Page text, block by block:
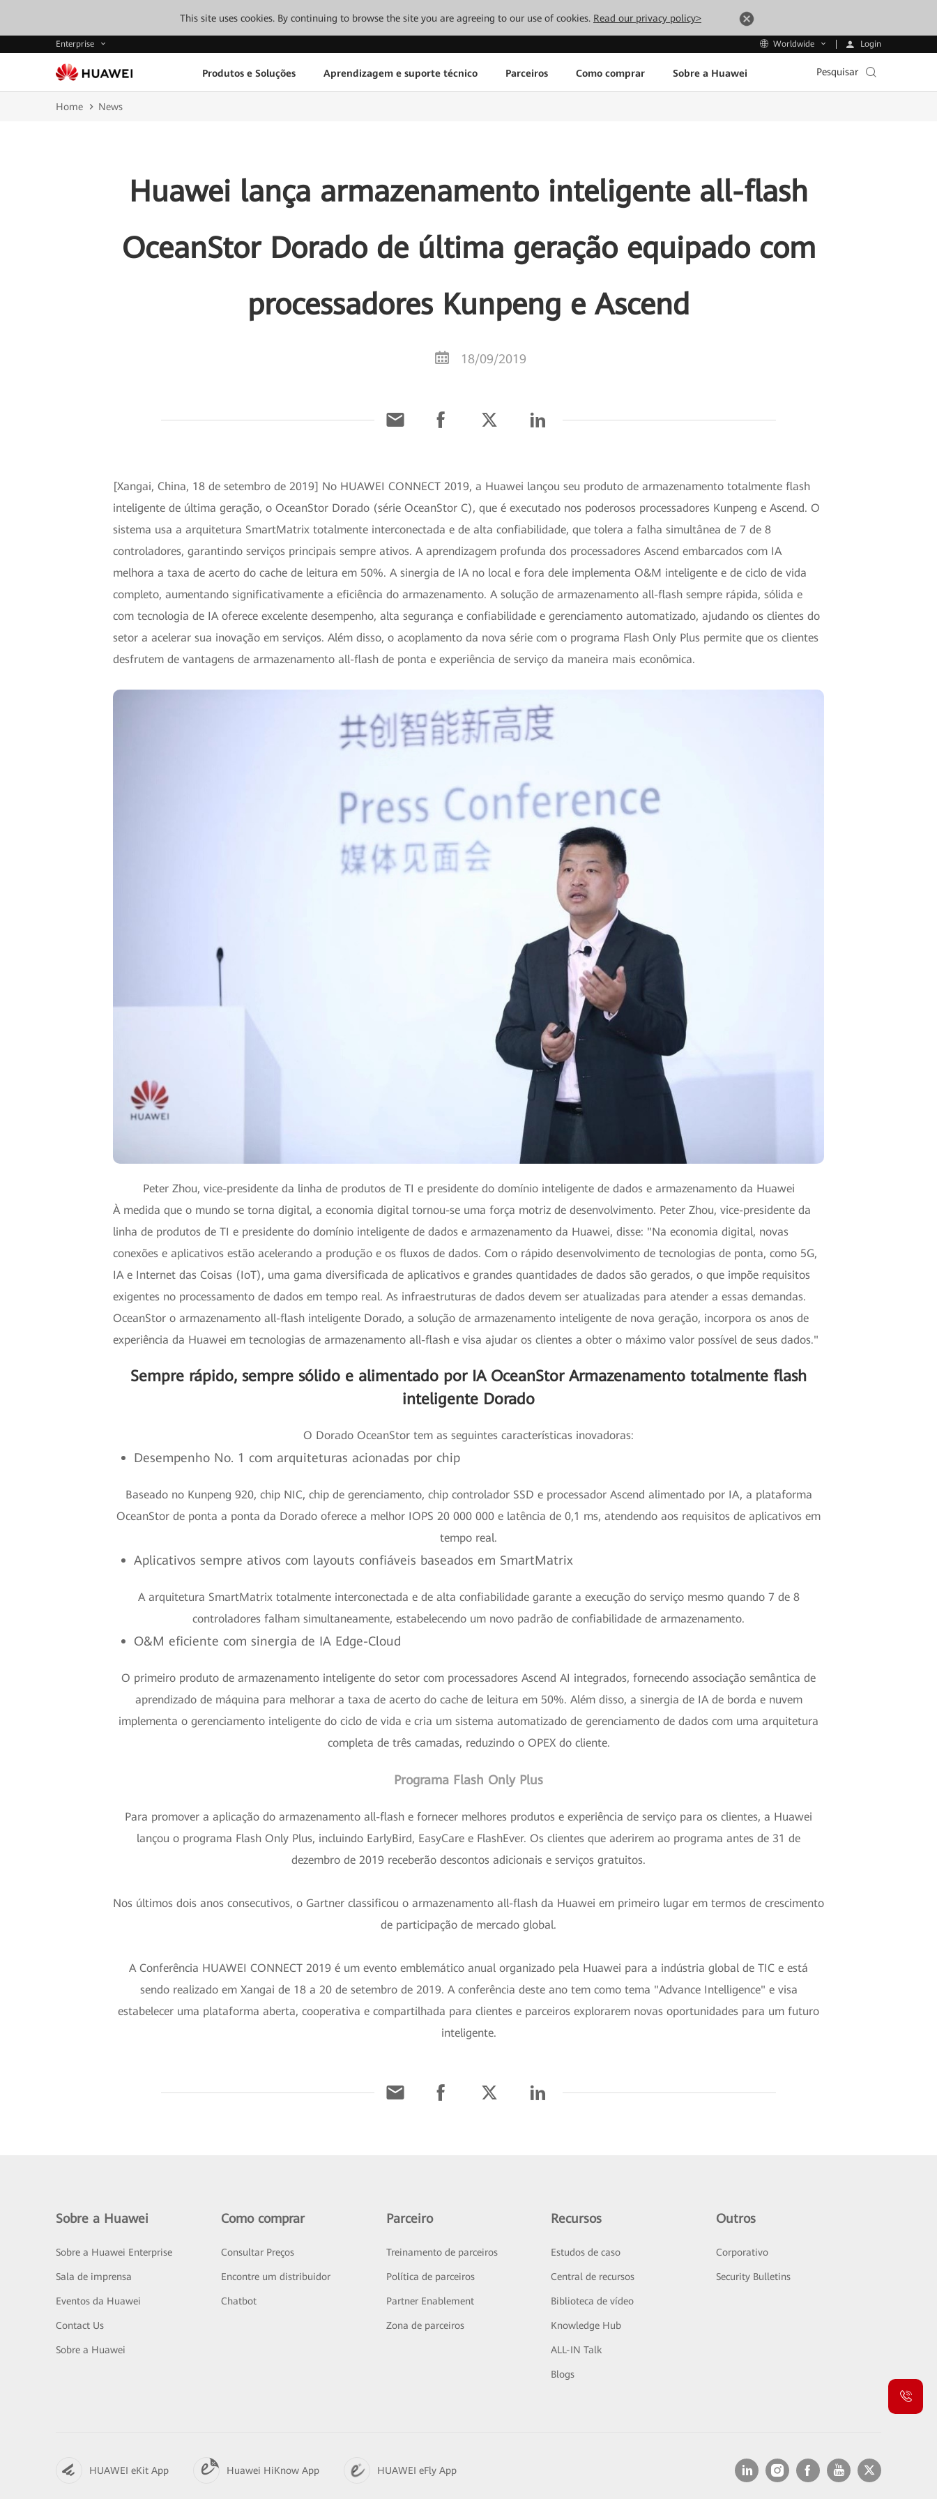
This site uses cookies. By continuing to browse the site you are agreeing to our use of cookies. Read our privacy policy>
Enterprise Worldwide Login
Produtos e Soluções Aprendizagem e suporte técnico Parceiros Como comprar Sobre a Huawei Pesquisar
Home News
Huawei lança armazenamento inteligente all-flash
OceanStor Dorado de última geração equipado com
processadores Kunpeng e Ascend
18/09/2019
[Xangai, China, 18 de setembro de 2019] No HUAWEI CONNECT 2019, a Huawei lançou seu produto de armazenamento totalmente flash
inteligente de última geração, o OceanStor Dorado (série OceanStor C), que é executado nos poderosos processadores Kunpeng e Ascend. O
sistema usa a arquitetura SmartMatrix totalmente interconectada e de alta confiabilidade, que tolera a falha simultânea de 7 de 8
controladores, garantindo serviços principais sempre ativos. A aprendizagem profunda dos processadores Ascend embarcados com IA
melhora a taxa de acerto do cache de leitura em 50%. A sinergia de IA no local e fora dele implementa O&M inteligente e de ciclo de vida
completo, aumentando significativamente a eficiência do armazenamento. A solução de armazenamento all-flash sempre rápida, sólida e
com tecnologia de IA oferece excelente desempenho, alta segurança e confiabilidade e gerenciamento automatizado, ajudando os clientes do
setor a acelerar sua inovação em serviços. Além disso, o acoplamento da nova série com o programa Flash Only Plus permite que os clientes
desfrutem de vantagens de armazenamento all-flash de ponta e experiência de serviço da maneira mais econômica.
Peter Zhou, vice-presidente da linha de produtos de TI e presidente do domínio inteligente de dados e armazenamento da Huawei
À medida que o mundo se torna digital, a economia digital tornou-se uma força motriz de desenvolvimento. Peter Zhou, vice-presidente da
linha de produtos de TI e presidente do domínio inteligente de dados e armazenamento da Huawei, disse: "Na economia digital, novas
conexões e aplicativos estão acelerando a produção e os fluxos de dados. Com o rápido desenvolvimento de tecnologias de ponta, como 5G,
IA e Internet das Coisas (IoT), uma gama diversificada de aplicativos e grandes quantidades de dados são gerados, o que impõe requisitos
exigentes no processamento de dados em tempo real. As infraestruturas de dados devem ser atualizadas para atender a essas demandas.
OceanStor o armazenamento all-flash inteligente Dorado, a solução de armazenamento inteligente de nova geração, incorpora os anos de
experiência da Huawei em tecnologias de armazenamento all-flash e visa ajudar os clientes a obter o máximo valor possível de seus dados."
Sempre rápido, sempre sólido e alimentado por IA OceanStor Armazenamento totalmente flash
inteligente Dorado
O Dorado OceanStor tem as seguintes características inovadoras:
Desempenho No. 1 com arquiteturas acionadas por chip
Baseado no Kunpeng 920, chip NIC, chip de gerenciamento, chip controlador SSD e processador Ascend alimentado por IA, a plataforma
OceanStor de ponta a ponta da Dorado oferece a melhor IOPS 20 000 000 e latência de 0,1 ms, atendendo aos requisitos de aplicativos em
tempo real.
Aplicativos sempre ativos com layouts confiáveis baseados em SmartMatrix
A arquitetura SmartMatrix totalmente interconectada e de alta confiabilidade garante a execução do serviço mesmo quando 7 de 8
controladores falham simultaneamente, estabelecendo um novo padrão de confiabilidade de armazenamento.
O&M eficiente com sinergia de IA Edge-Cloud
O primeiro produto de armazenamento inteligente do setor com processadores Ascend AI integrados, fornecendo associação semântica de
aprendizado de máquina para melhorar a taxa de acerto do cache de leitura em 50%. Além disso, a sinergia de IA de borda e nuvem
implementa o gerenciamento inteligente do ciclo de vida e cria um sistema automatizado de gerenciamento de dados com uma arquitetura
completa de três camadas, reduzindo o OPEX do cliente.
Programa Flash Only Plus
Para promover a aplicação do armazenamento all-flash e fornecer melhores produtos e experiência de serviço para os clientes, a Huawei
lançou o programa Flash Only Plus, incluindo EarlyBird, EasyCare e FlashEver. Os clientes que aderirem ao programa antes de 31 de
dezembro de 2019 receberão descontos adicionais e serviços gratuitos.
Nos últimos dois anos consecutivos, o Gartner classificou o armazenamento all-flash da Huawei em primeiro lugar em termos de crescimento
de participação de mercado global.
A Conferência HUAWEI CONNECT 2019 é um evento emblemático anual organizado pela Huawei para a indústria global de TIC e está
sendo realizado em Xangai de 18 a 20 de setembro de 2019. A conferência deste ano tem como tema "Advance Intelligence" e visa
estabelecer uma plataforma aberta, cooperativa e compartilhada para clientes e parceiros explorarem novas oportunidades para um futuro
inteligente.
Sobre a Huawei
Sobre a Huawei Enterprise
Sala de imprensa
Eventos da Huawei
Contact Us
Sobre a Huawei
Como comprar
Consultar Preços
Encontre um distribuidor
Chatbot
Parceiro
Treinamento de parceiros
Política de parceiros
Partner Enablement
Zona de parceiros
Recursos
Estudos de caso
Central de recursos
Biblioteca de vídeo
Knowledge Hub
ALL-IN Talk
Blogs
Outros
Corporativo
Security Bulletins
HUAWEI eKit App Huawei HiKnow App HUAWEI eFly App